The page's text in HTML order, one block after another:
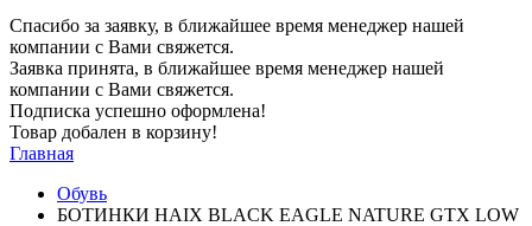
Спасибо за заявку, в ближайшее время менеджер нашей
компании с Вами свяжется.
Заявка принята, в ближайшее время менеджер нашей
компании с Вами свяжется.
Подписка успешно оформлена!
Товар добален в корзину!
Главная
Обувь
БОТИНКИ HAIX BLACK EAGLE NATURE GTX LOW